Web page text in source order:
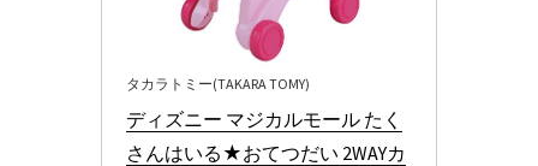
タカラトミー(TAKARA TOMY)
ディズニー マジカルモール たく
さんはいる★おてつだい 2WAYカ